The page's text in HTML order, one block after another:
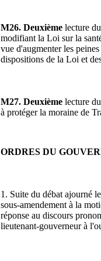
M26. Deuxième lecture
modifiant la Loi sur la
vue d'augmenter les
dispositions de la Loi et
M27. Deuxième lecture
à protéger la moraine de
ORDRES DU
1. Suite du débat ajourné
sous-amendement à la
réponse au discours
lieutenant-gouverneur à